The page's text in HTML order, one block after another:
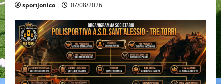
sportjonico 07/08/2026